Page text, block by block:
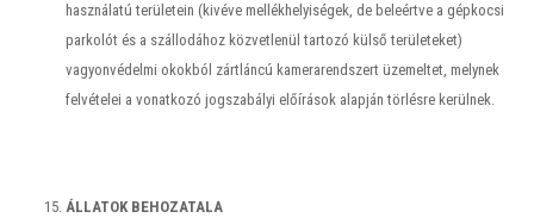
használatú területein (kivéve mellékhelyiségek, de beleértve a gépkocsi
parkolót és a szállodához közvetlenül tartozó külső területeket)
vagyonvédelmi okokból zártláncú kamerarendszert üzemeltet, melynek
felvételei a vonatkozó jogszabályi előírások alapján törlésre kerülnek.
ÁLLATOK BEHOZATALA